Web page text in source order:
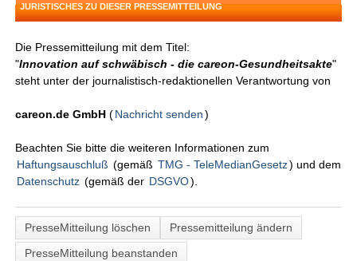
JURISTISCHES ZU DIESER PRESSEMITTEILUNG
Die Pressemitteilung mit dem Titel:
"Innovation auf schwäbisch - die careon-Gesundheitsakte"
steht unter der journalistisch-redaktionellen Verantwortung von
careon.de GmbH (Nachricht senden )
Beachten Sie bitte die weiteren Informationen zum
Haftungsauschluß (gemäß TMG - TeleMedianGesetz) und dem
Datenschutz (gemäß der DSGVO).
PresseMitteilung löschen
Pressemitteilung ändern
PresseMitteilung beanstanden